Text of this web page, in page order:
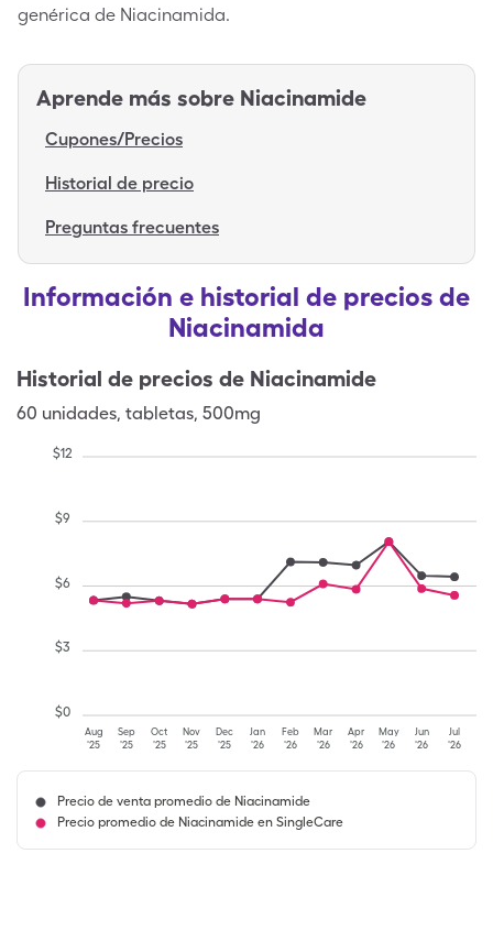
genérica de Niacinamida.
Aprende más sobre Niacinamide
Cupones/Precios
Historial de precio
Preguntas frecuentes
Información e historial de precios de
Niacinamida
Historial de precios de Niacinamide
60 unidades, tabletas, 500mg
Aug
'25
Sep
'25
Oct
'25
Nov
'25
Dec
'25
Jan
'26
Feb
'26
Mar
'26
Apr
'26
May
'26
Jun
'26
Jul
'26
$0
$3
$6
$9
$12
Precio de venta promedio de Niacinamide
Precio promedio de Niacinamide en SingleCare